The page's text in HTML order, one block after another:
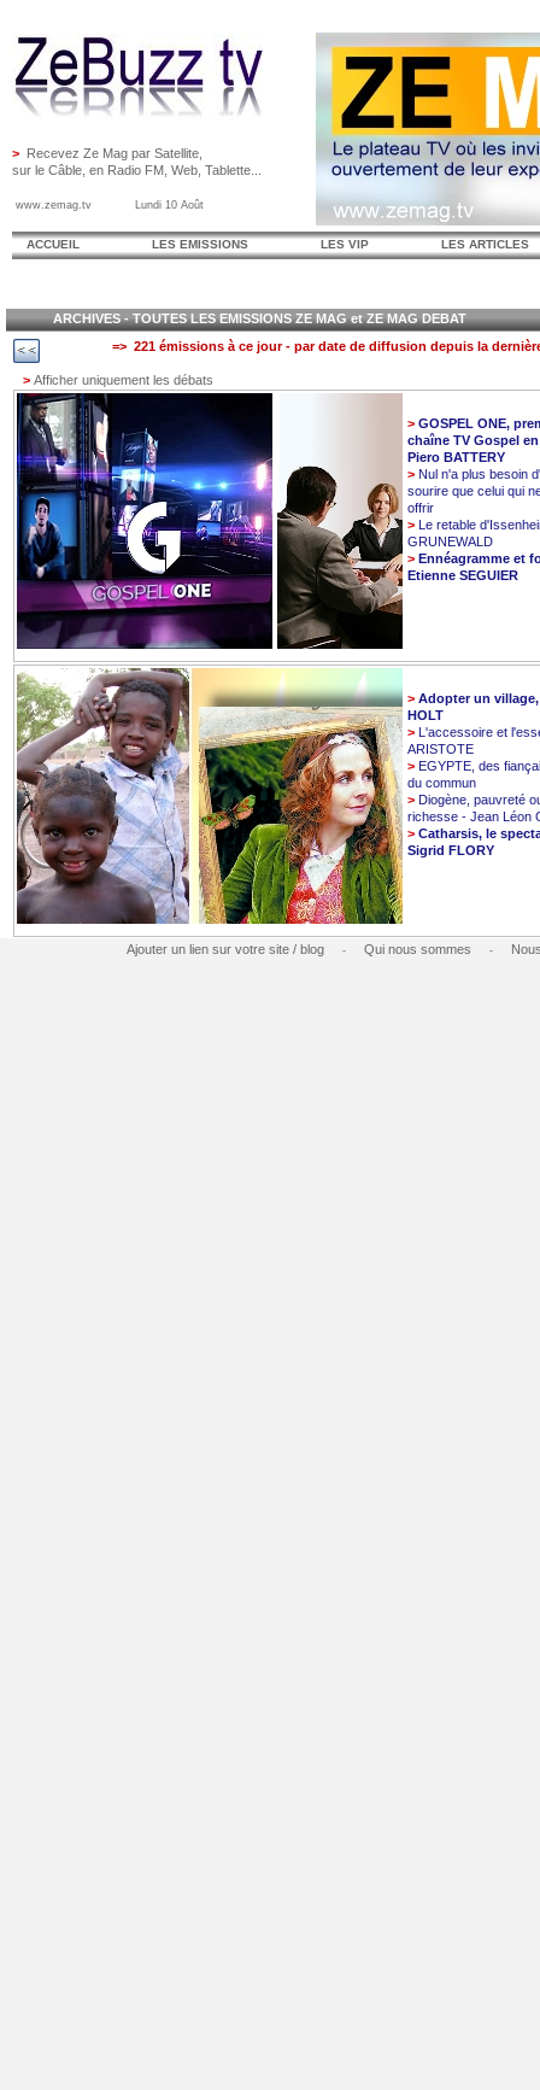
> Recevez Ze Mag par Satellite,
sur le Câble, en Radio FM, Web, Tablette...
www.zemag.tv Lundi 10 Août
ACCUEIL LES EMISSIONS LES VIP LES ARTICLES
ARCHIVES - TOUTES LES EMISSIONS ZE MAG et ZE MAG DEBAT
=> 221 émissions à ce jour - par date de diffusion depuis la
> Afficher uniquement les débats
> GOSPEL ONE,
chaîne TV Gospel
Piero BATTERY
> Nul n'a plus besoin
sourire que celui qui
offrir
> Le retable
GRUNEWALD
> Ennéagramme et
Etienne SEGUIER
> Adopter un
HOLT
> L'accessoire et
ARISTOTE
> EGYPTE, des
du commun
> Diogène, pauvreté
richesse - Jean Léon
> Catharsis, le
Sigrid FLORY
Ajouter un lien sur votre site / blog - Qui nous sommes -